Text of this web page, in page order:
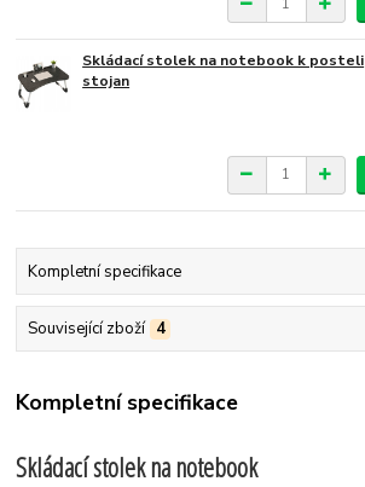
Skládací stolek na notebook k posteli
stojan
Kompletní specifikace
Související zboží 4
Kompletní specifikace
Skládací stolek na notebook